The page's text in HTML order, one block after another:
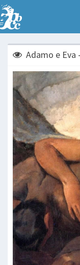
Adamo e Eva